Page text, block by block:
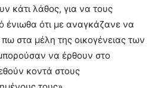
κάτι λάθος, για να τους
ένιωθα ότι με αναγκάζανε να
στα μέλη της οικογένειας των
να έρθουν στο
κοντά στους